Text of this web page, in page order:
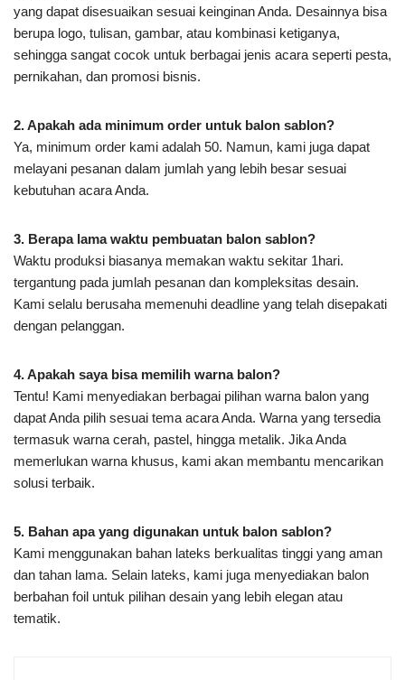
yang dapat disesuaikan sesuai keinginan Anda. Desainnya bisa
berupa logo, tulisan, gambar, atau kombinasi ketiganya,
sehingga sangat cocok untuk berbagai jenis acara seperti pesta,
pernikahan, dan promosi bisnis.
2.Apakah ada minimum order untuk balon sablon?
Ya, minimum order kami adalah 50. Namun, kami juga dapat
melayani pesanan dalam jumlah yang lebih besar sesuai
kebutuhan acara Anda.
3. Berapa lama waktu pembuatan balon sablon?
Waktu produksi biasanya memakan waktu sekitar 1hari.
tergantung pada jumlah pesanan dan kompleksitas desain.
Kami selalu berusaha memenuhi deadline yang telah disepakati
dengan pelanggan.
4.Apakah saya bisa memilih warna balon?
Tentu! Kami menyediakan berbagai pilihan warna balon yang
dapat Anda pilih sesuai tema acara Anda. Warna yang tersedia
termasuk warna cerah, pastel, hingga metalik. Jika Anda
memerlukan warna khusus, kami akan membantu mencarikan
solusi terbaik.
5. Bahan apa yang digunakan untuk balon sablon?
Kami menggunakan bahan lateks berkualitas tinggi yang aman
dan tahan lama. Selain lateks, kami juga menyediakan balon
berbahan foil untuk pilihan desain yang lebih elegan atau
tematik.